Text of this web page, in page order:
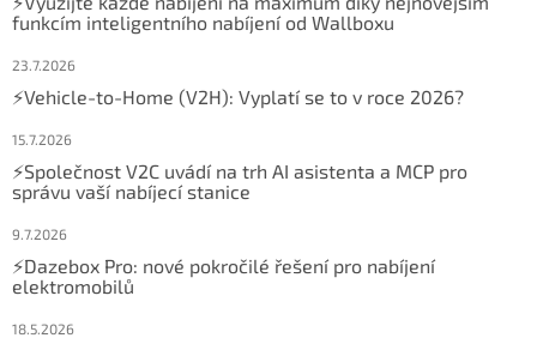
funkcím inteligentního nabíjení od Wallboxu
23.7.2026
⚡Vehicle-to-Home (V2H): Vyplatí se to v roce 2026?
15.7.2026
⚡Společnost V2C uvádí na trh AI asistenta a MCP pro
správu vaší nabíjecí stanice
9.7.2026
⚡Dazebox Pro: nové pokročilé řešení pro nabíjení
elektromobilů
18.5.2026